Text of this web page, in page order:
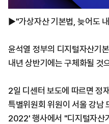
▶"가상자산 기본법, 늦어도
윤석열 정부의 디지털자산기
내년 상반기에는 구체화될 것
2일 디센터 보도에 따르면 정
특별위원회 위원이 서울 강남
2022' 행사에서 "디지털자산